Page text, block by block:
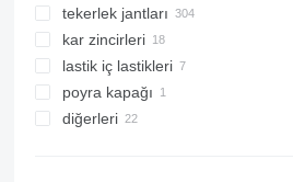
traktör lastikleri
çekilir tip tarım makineleri
paletler
tekerlek jantları
kar zincirleri
lastik iç lastikleri
poyra kapağı
diğerleri